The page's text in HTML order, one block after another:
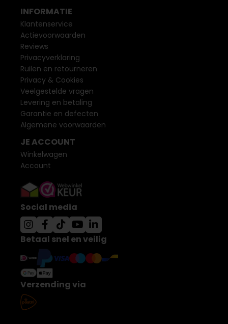
INFORMATIE
Klantenservice
Actievoorwaarden
Reviews
Privacyverklaring
Ruilen en retourneren
Privacy & Cookies
Veelgestelde vragen
Levering en betaling
Garantie en defecten
Algemene voorwaarden
JE ACCOUNT
Winkelwagen
Account
Social media
Betaal snel en veilig
Verzending via